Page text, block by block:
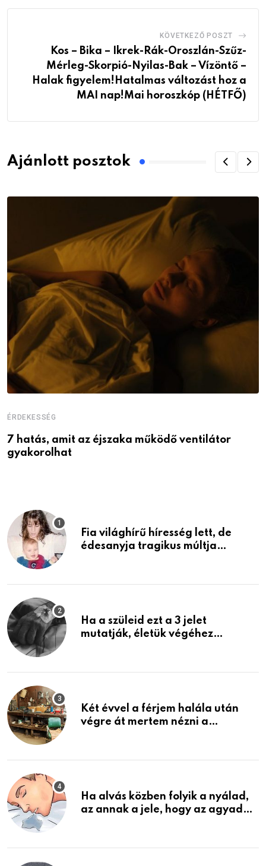
KÖVETKEZŐ POSZT
Kos – Bika – Ikrek-Rák-Oroszlán-Szűz-
Mérleg-Skorpió-Nyilas-Bak – Vízöntő –
Halak figyelem!Hatalmas változást hoz a
MAI nap!Mai horoszkóp (HÉTFŐ)
Ajánlott posztok
ÉRDEKESSÉG
7 hatás, amit az éjszaka működő ventilátor
gyakorolhat
Fia világhírű híresség lett, de
édesanyja tragikus múltja
Ha a szüleid ezt a 3 jelet
mutatják, életük végéhez
Két évvel a férjem halála után
végre át mertem nézni a
életemet
Ha alvás közben folyik a nyálad,
az annak a jele, hogy az agyad…